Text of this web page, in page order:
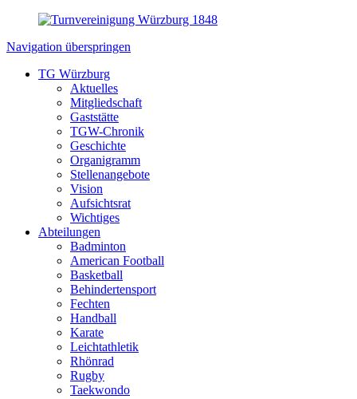
Navigation überspringen
TG Würzburg
Aktuelles
Mitgliedschaft
Gaststätte
TGW-Chronik
Geschichte
Organigramm
Stellenangebote
Vision
Aufsichtsrat
Wichtiges
Abteilungen
Badminton
American Football
Basketball
Behindertensport
Fechten
Handball
Karate
Leichtathletik
Rhönrad
Rugby
Taekwondo